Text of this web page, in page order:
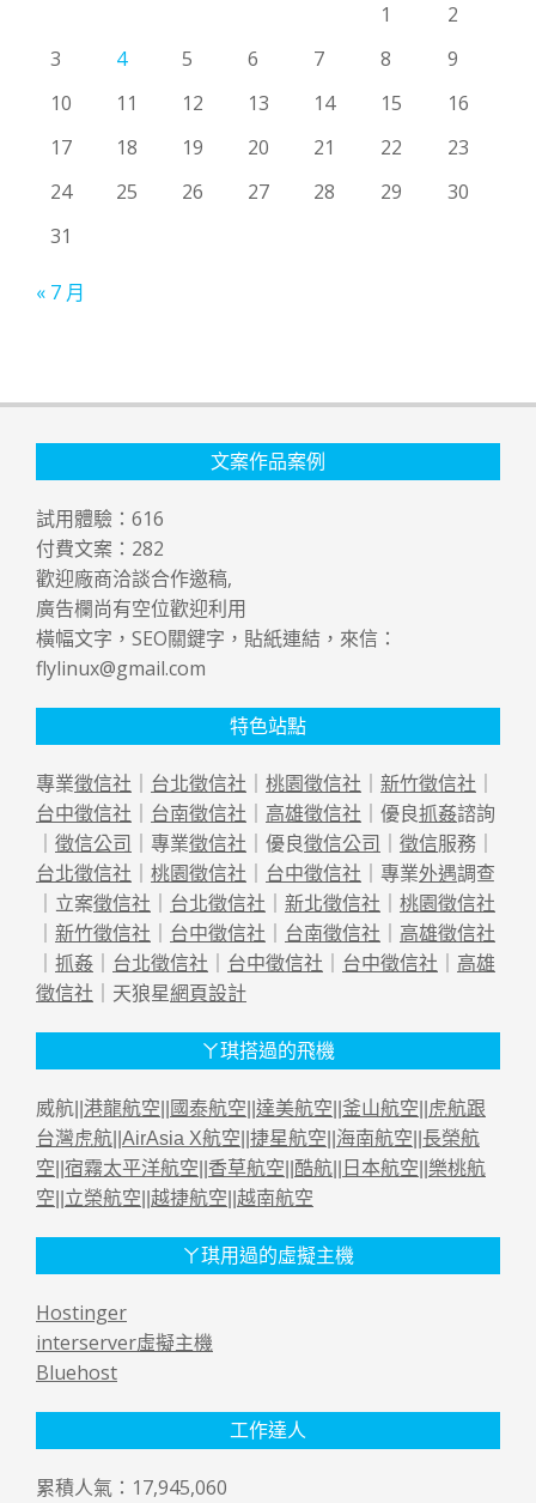
1
2
3
4 5 6 7 8
9
10
11 12 13 14 15
16
17
18 19 20 21 22
23
24
25 26 27 28 29
30
31
« 7 月
文案作品案例
試用體驗： 616
付費文案： 282
歡迎廠商洽談合作邀稿,
廣告欄尚有空位歡迎利用
橫幅文字，SEO關鍵字，貼紙連結，來信：
flylinux@gmail.com
特色站點
專業徵信社 台北徵信社 桃園徵信社 新竹徵信社
台中徵信社
台南徵信社 高雄徵信社 ｜優良抓姦諮詢
徵信公司 ｜專業徵信社 ｜優良徵信公司 徵信服務｜
台北徵信社
桃園徵信社 台中徵信社 ｜專業外遇調查
｜立案徵信社 台北徵信社 新北徵信社
桃園徵信社
新竹徵信社 台中徵信社 台南徵信社
高雄徵信社
抓姦 台北徵信社 台中徵信社 台中徵信社
高雄
徵信社 ｜天狼星網頁設計
ㄚ琪搭過的飛機
威航|| 港龍航空 國泰航空 達美航空 釜山航空
虎航跟
台灣虎航 AirAsia X航空 捷星航空 海南航空 長榮航
空 宿霧太平洋航空 香草航空 酷航 日本航空 樂桃航
空 立榮航空 越捷航空 越南航空
ㄚ琪用過的虛擬主機
Hostinger
interserver虛擬主機
Bluehost
工作達人
累積人氣：17,945,060